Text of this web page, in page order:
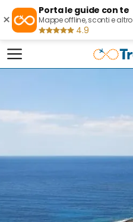
×
Porta le guide con te
Mappe offline, sconti e altro
4.9